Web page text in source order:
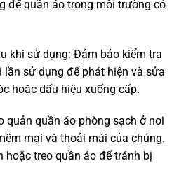
để quần áo trong môi trường có
khi sử dụng: Đảm bảo kiểm tra
sử dụng để phát hiện và sửa
hoặc dấu hiệu xuống cấp.
quản quần áo phòng sạch ở nơi
mại và thoải mái của chúng.
hoặc treo quần áo để tránh bị